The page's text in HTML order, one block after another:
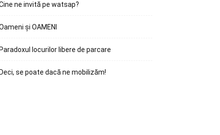
ne invită pe watsap?
și OAMENI
locurilor libere de parcare
se poate dacă ne mobilizăm!